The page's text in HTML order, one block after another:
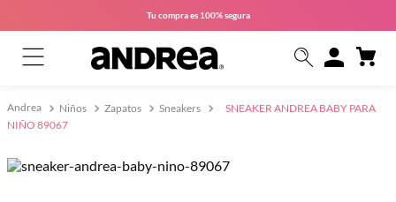
Tu compra es 100% segura
Niños Zapatos Sneakers
SNEAKER ANDREA BABY PARA
NIÑO 89067